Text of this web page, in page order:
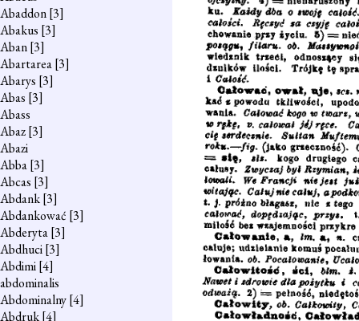
Abaddon[3]
Abakus [3]
Aban[3]
Abartarea[3]
Abarys [3]
Abas [3]
Abass
Abaz[3]
Abazi
Abba[3]
Abcas [3]
Abdank[3]
Abdankować [3]
Abderyta[3]
Abdhuci[3]
Abdimi[4]
abdominalis
Abdominalny[4]
Abdruk[4]